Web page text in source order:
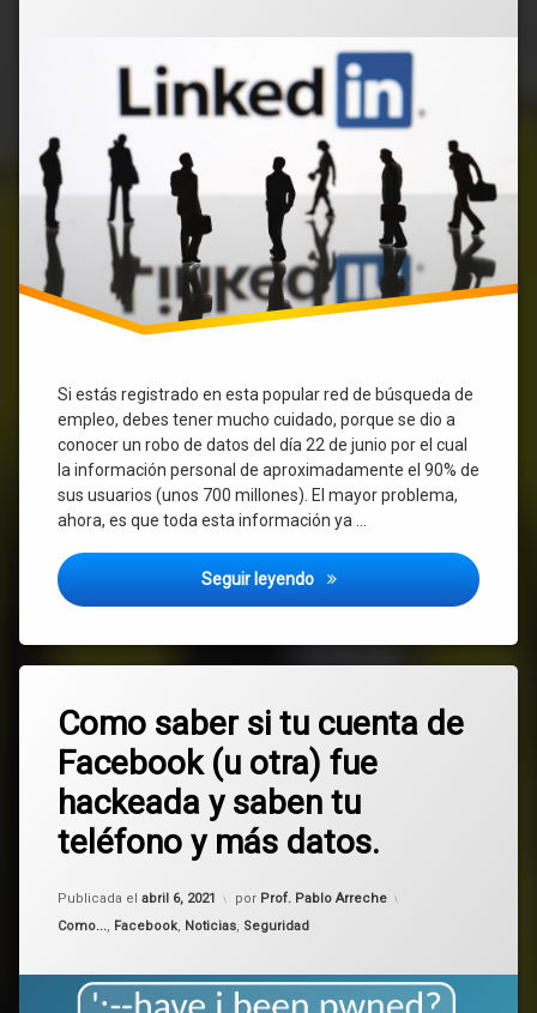
Si estás registrado en esta popular red de búsqueda de
empleo, debes tener mucho cuidado, porque se dio a
conocer un robo de datos del día 22 de junio por el cual
la información personal de aproximadamente el 90% de
sus usuarios (unos 700 millones). El mayor problema,
ahora, es que toda esta información ya …
Seguir leyendo Cuidado si usas Linkedin:
hasta
el
teléfono
Como saber si tu cuenta de
Facebook (u otra) fue
hackeada y saben tu
teléfono y más datos.
Publicada el abril 6, 2021
Actualizado el
por Prof. Pablo Arreche
Categorías:
Como... Facebook Noticias Seguridad
correo
Facebook
hackeo
un
comentario
en
Como
saber
si
tu
Facebook
(u
hackeada